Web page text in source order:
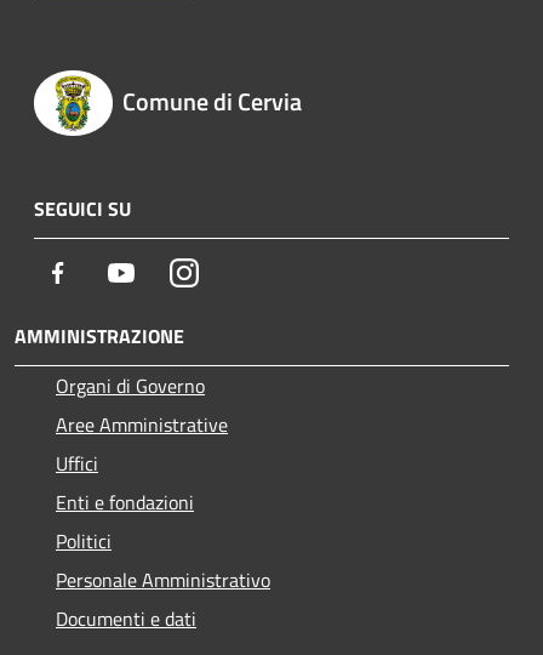
Comune di Cervia
SEGUICI SU
Facebook YoutubeInstagram
AMMINISTRAZIONE
Organi di Governo
Aree Amministrative
Uffici
Enti e fondazioni
Politici
Personale Amministrativo
Documenti e dati